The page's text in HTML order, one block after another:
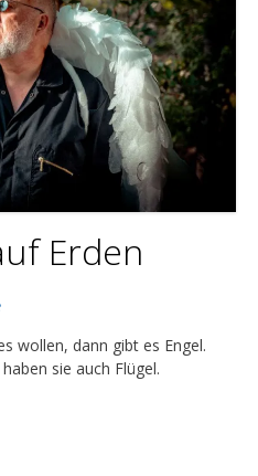
Erden
wollen, dann gibt es Engel.
sie auch Flügel.